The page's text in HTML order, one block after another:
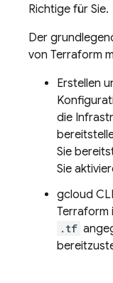
Richtige für Sie.
Der
von Terraform
Erstellen
die
Sie
Sie
gcloud CLI
Terraform
.tf